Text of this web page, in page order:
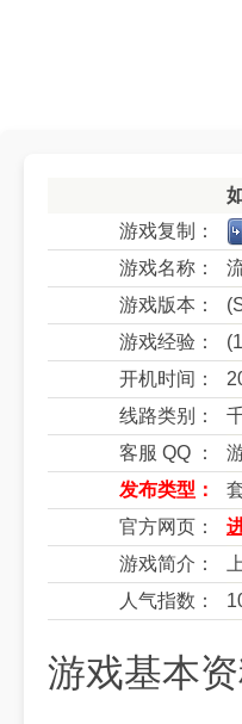
游戏复制：
游戏名称：
游戏版本：
游戏经验：
开机时间：
线路类别：
客服 QQ ：
发布类型：
官方网页：
游戏简介：
人气指数：
游戏基本